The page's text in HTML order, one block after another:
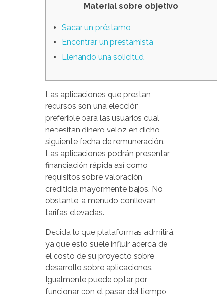
Material sobre objetivo
Sacar un préstamo
Encontrar un prestamista
Llenando una solicitud
Las aplicaciones que prestan
recursos son una elección
preferible para las usuarios cual
necesitan dinero veloz en dicho
siguiente fecha de remuneración.
Las aplicaciones podrán presentar
financiación rápida así­ como
requisitos sobre valoración
crediticia mayormente bajos. No
obstante, a menudo conllevan
tarifas elevadas.
Decida lo que plataformas admitirá,
ya que esto suele influir acerca de
el costo de su proyecto sobre
desarrollo sobre aplicaciones.
Igualmente puede optar por
funcionar con el pasar del tiempo